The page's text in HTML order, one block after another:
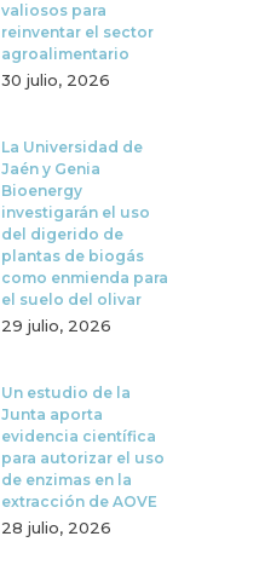
valiosos para
reinventar el sector
agroalimentario
30 julio, 2026
La Universidad de
Jaén y Genia
Bioenergy
investigarán el uso
del digerido de
plantas de biogás
como enmienda para
el suelo del olivar
29 julio, 2026
Un estudio de la
Junta aporta
evidencia científica
para autorizar el uso
de enzimas en la
extracción de AOVE
28 julio, 2026